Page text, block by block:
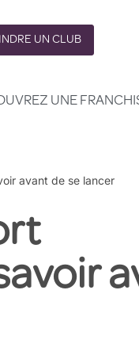
UN CLUB
UNE
avant de se lancer